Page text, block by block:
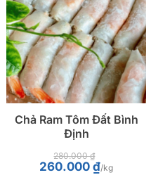
Chả Ram Tôm Đất Bình
Định
280.000₫
Giá
gốc
260.000 ₫Giá
hiện
/kg